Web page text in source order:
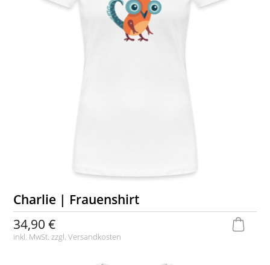
Charlie | Frauenshirt
34,90 €
inkl. MwSt. zzgl.Versandkosten